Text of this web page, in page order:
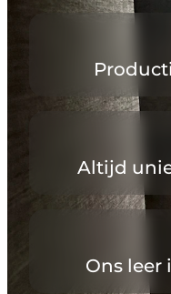
Altijd
Ons leer